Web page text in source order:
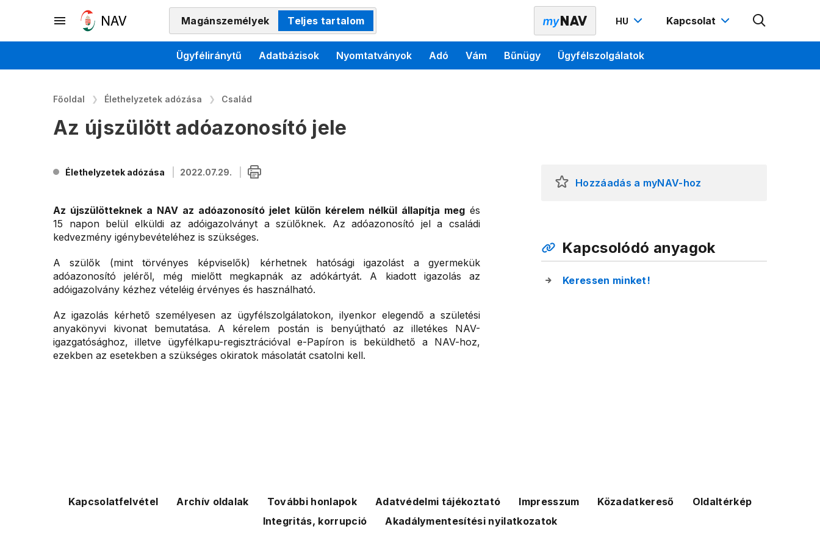
Magánszemélyek Teljes tartalom HU Kapcsolat
Ügyféliránytű Adatbázisok Nyomtatványok Adó Vám Bűnügy Ügyfélszolgálatok
Főoldal Élethelyzetek adózása Család
Az újszülött adóazonosító jele
Élethelyzetek adózása 2022.07.29.
Az újszülötteknek a NAV az adóazonosító jelet külön kérelem nélkül állapítja meg és
15 napon belül elküldi az adóigazolványt a szülőknek. Az adóazonosító jel a családi
kedvezmény igénybevételéhez is szükséges.
A szülők (mint törvényes képviselők) kérhetnek hatósági igazolást a gyermekük
adóazonosító jeléről, még mielőtt megkapnák az adókártyát. A kiadott igazolás az
adóigazolvány kézhez vételéig érvényes és használható.
Az igazolás kérhető személyesen az ügyfélszolgálatokon, ilyenkor elegendő a születési
anyakönyvi kivonat bemutatása. A kérelem postán is benyújtható az illetékes NAV-
igazgatósághoz, illetve ügyfélkapu-regisztrációval e-Papíron is beküldhető a NAV-hoz,
ezekben az esetekben a szükséges okiratok másolatát csatolni kell.
Hozzáadás a myNAV-hoz
Kapcsolódó anyagok
Keressen minket!
Kapcsolatfelvétel Archív oldalak További honlapok Adatvédelmi tájékoztató Impresszum Közadatkereső
Oldaltérkép
Integritás, korrupció
Akadálymentesítési nyilatkozatok